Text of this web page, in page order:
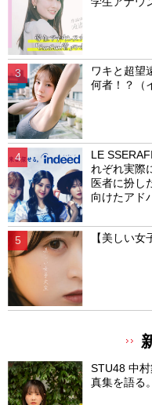
ワキと超望
何者！？（
LE
れぞれ実際
医者に扮し
向けたアド
【美しい
STU48 中
真集を語る。